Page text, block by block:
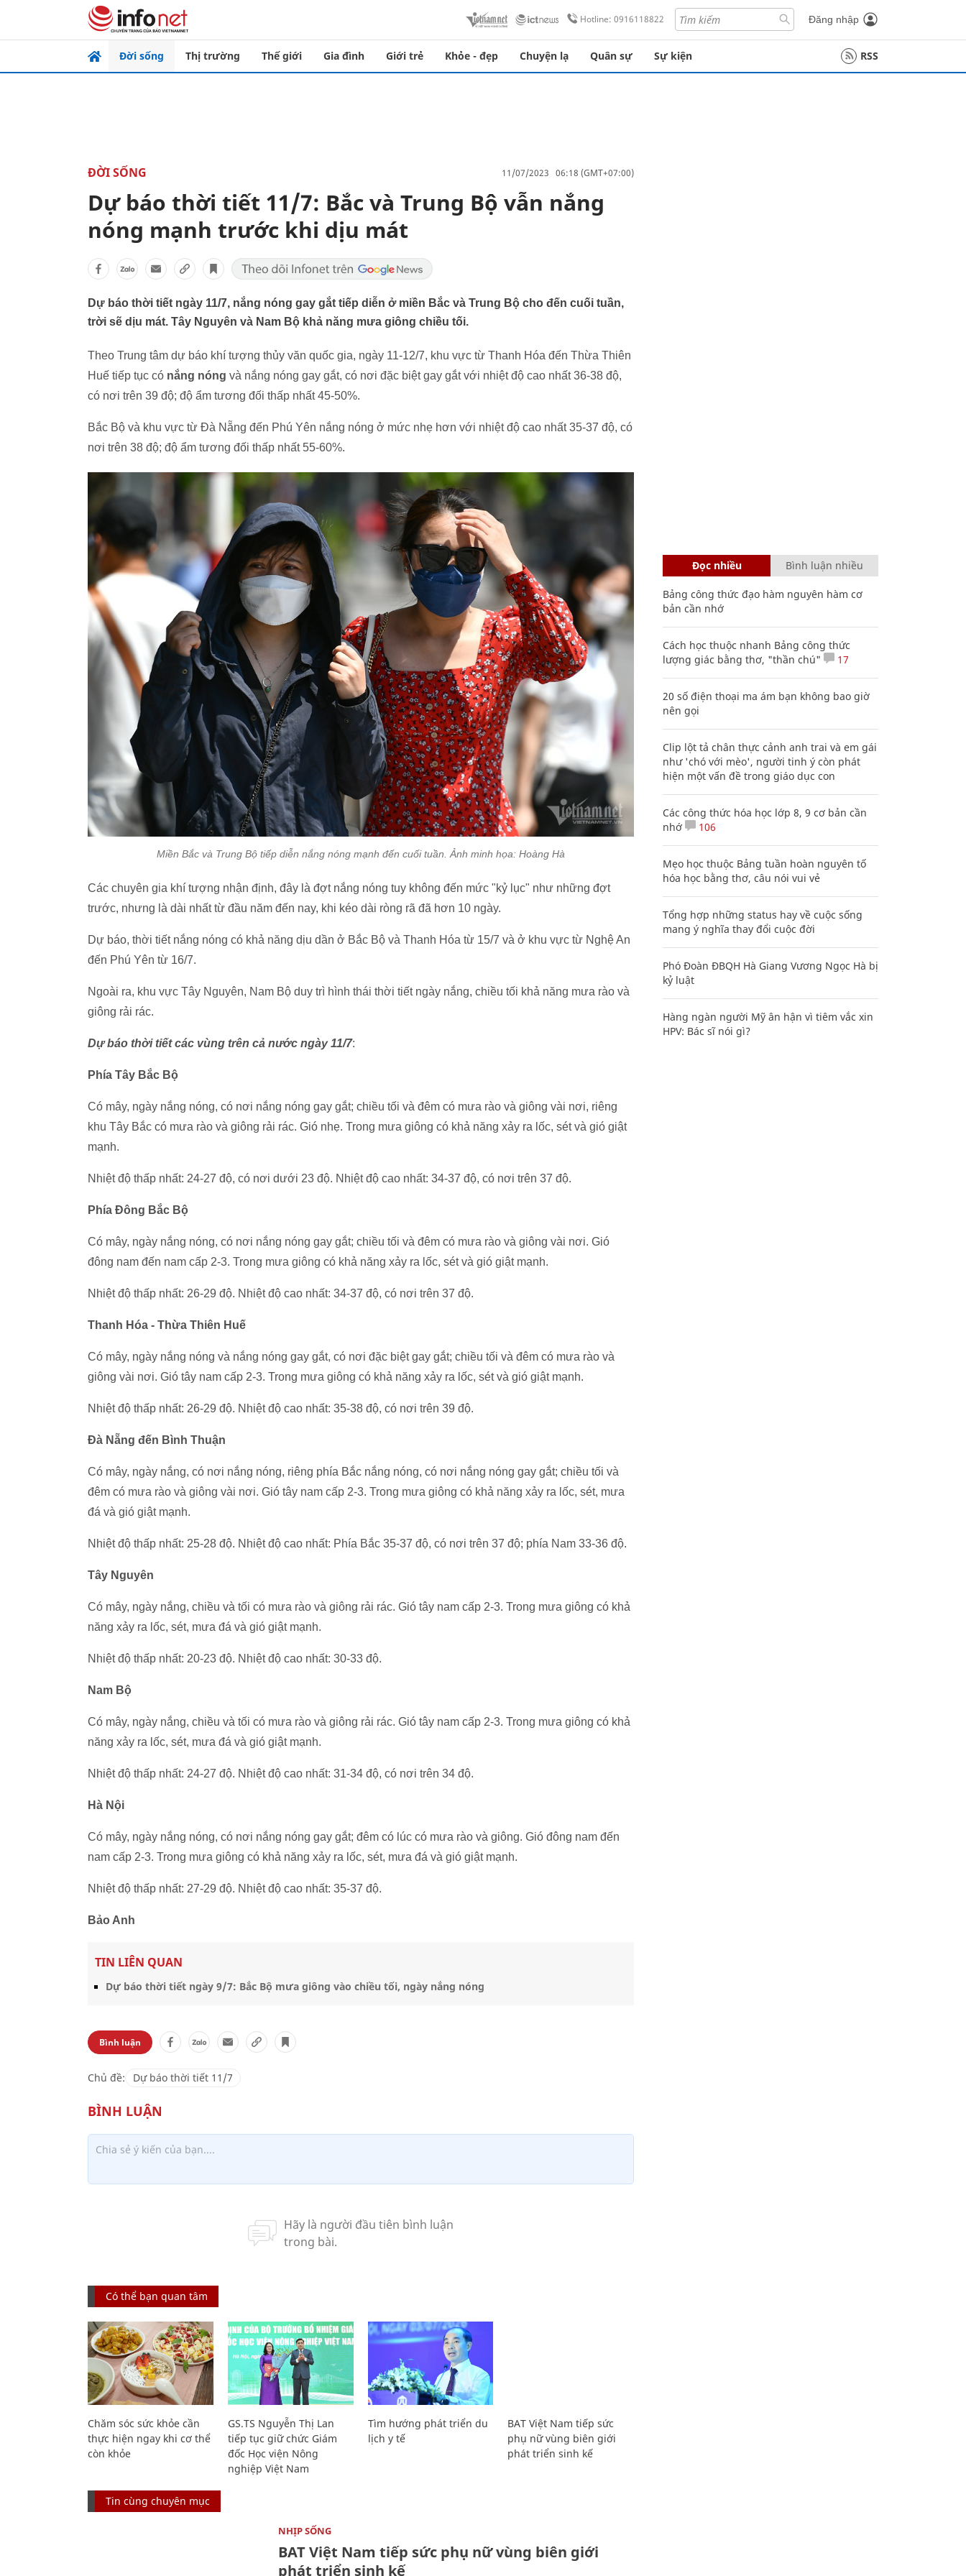
Hotline: 0916118822 Đăng nhập
Đời sống Thị trường Thế giới Gia đình Giới trẻ Khỏe - đẹp Chuyện lạ Quân sự Sự kiện RSS
ĐỜI SỐNG 11/07/2023 06:18 (GMT+07:00)
Dự báo thời tiết 11/7: Bắc và Trung Bộ vẫn nắng
nóng mạnh trước khi dịu mát
Dự báo thời tiết ngày 11/7, nắng nóng gay gắt tiếp diễn ở miền Bắc và Trung Bộ cho đến cuối tuần,
trời sẽ dịu mát. Tây Nguyên và Nam Bộ khả năng mưa giông chiều tối.
Theo Trung tâm dự báo khí tượng thủy văn quốc gia, ngày 11-12/7, khu vực từ Thanh Hóa đến Thừa Thiên
Huế tiếp tục có nắng nóng và nắng nóng gay gắt, có nơi đặc biệt gay gắt với nhiệt độ cao nhất 36-38 độ,
có nơi trên 39 độ; độ ẩm tương đối thấp nhất 45-50%.
Bắc Bộ và khu vực từ Đà Nẵng đến Phú Yên nắng nóng ở mức nhẹ hơn với nhiệt độ cao nhất 35-37 độ, có
nơi trên 38 độ; độ ẩm tương đối thấp nhất 55-60%.
Miền Bắc và Trung Bộ tiếp diễn nắng nóng mạnh đến cuối tuần. Ảnh minh họa: Hoàng Hà
Các chuyên gia khí tượng nhận định, đây là đợt nắng nóng tuy không đến mức "kỷ lục" như những đợt
trước, nhưng là dài nhất từ đầu năm đến nay, khi kéo dài ròng rã đã hơn 10 ngày.
Dự báo, thời tiết nắng nóng có khả năng dịu dần ở Bắc Bộ và Thanh Hóa từ 15/7 và ở khu vực từ Nghệ An
đến Phú Yên từ 16/7.
Ngoài ra, khu vực Tây Nguyên, Nam Bộ duy trì hình thái thời tiết ngày nắng, chiều tối khả năng mưa rào và
giông rải rác.
Dự báo thời tiết các vùng trên cả nước ngày 11/7:
Phía Tây Bắc Bộ
Có mây, ngày nắng nóng, có nơi nắng nóng gay gắt; chiều tối và đêm có mưa rào và giông vài nơi, riêng
khu Tây Bắc có mưa rào và giông rải rác. Gió nhẹ. Trong mưa giông có khả năng xảy ra lốc, sét và gió giật
mạnh.
Nhiệt độ thấp nhất: 24-27 độ, có nơi dưới 23 độ. Nhiệt độ cao nhất: 34-37 độ, có nơi trên 37 độ.
Phía Đông Bắc Bộ
Có mây, ngày nắng nóng, có nơi nắng nóng gay gắt; chiều tối và đêm có mưa rào và giông vài nơi. Gió
đông nam đến nam cấp 2-3. Trong mưa giông có khả năng xảy ra lốc, sét và gió giật mạnh.
Nhiệt độ thấp nhất: 26-29 độ. Nhiệt độ cao nhất: 34-37 độ, có nơi trên 37 độ.
Thanh Hóa - Thừa Thiên Huế
Có mây, ngày nắng nóng và nắng nóng gay gắt, có nơi đặc biệt gay gắt; chiều tối và đêm có mưa rào và
giông vài nơi. Gió tây nam cấp 2-3. Trong mưa giông có khả năng xảy ra lốc, sét và gió giật mạnh.
Nhiệt độ thấp nhất: 26-29 độ. Nhiệt độ cao nhất: 35-38 độ, có nơi trên 39 độ.
Đà Nẵng đến Bình Thuận
Có mây, ngày nắng, có nơi nắng nóng, riêng phía Bắc nắng nóng, có nơi nắng nóng gay gắt; chiều tối và
đêm có mưa rào và giông vài nơi. Gió tây nam cấp 2-3. Trong mưa giông có khả năng xảy ra lốc, sét, mưa
đá và gió giật mạnh.
Nhiệt độ thấp nhất: 25-28 độ. Nhiệt độ cao nhất: Phía Bắc 35-37 độ, có nơi trên 37 độ; phía Nam 33-36 độ.
Tây Nguyên
Có mây, ngày nắng, chiều và tối có mưa rào và giông rải rác. Gió tây nam cấp 2-3. Trong mưa giông có khả
năng xảy ra lốc, sét, mưa đá và gió giật mạnh.
Nhiệt độ thấp nhất: 20-23 độ. Nhiệt độ cao nhất: 30-33 độ.
Nam Bộ
Có mây, ngày nắng, chiều và tối có mưa rào và giông rải rác. Gió tây nam cấp 2-3. Trong mưa giông có khả
năng xảy ra lốc, sét, mưa đá và gió giật mạnh.
Nhiệt độ thấp nhất: 24-27 độ. Nhiệt độ cao nhất: 31-34 độ, có nơi trên 34 độ.
Hà Nội
Có mây, ngày nắng nóng, có nơi nắng nóng gay gắt; đêm có lúc có mưa rào và giông. Gió đông nam đến
nam cấp 2-3. Trong mưa giông có khả năng xảy ra lốc, sét, mưa đá và gió giật mạnh.
Nhiệt độ thấp nhất: 27-29 độ. Nhiệt độ cao nhất: 35-37 độ.
Bảo Anh
TIN LIÊN QUAN
Dự báo thời tiết ngày 9/7: Bắc Bộ mưa giông vào chiều tối, ngày nắng nóng
Bình luận
Chủ đề: Dự báo thời tiết 11/7
Có thể bạn quan tâm
Chăm sóc sức khỏe cần
thực hiện ngay khi cơ thể
còn khỏe
GS.TS Nguyễn Thị Lan
tiếp tục giữ chức Giám
đốc Học viện Nông
nghiệp Việt Nam
Tìm hướng phát triển du
lịch y tế
BAT Việt Nam tiếp sức
phụ nữ vùng biên giới
phát triển sinh kế
Tin cùng chuyên mục
NHỊP SỐNG
BAT Việt Nam tiếp sức phụ nữ vùng biên giới
phát triển sinh kế
Đọc nhiều Bình luận nhiều
Bảng công thức đạo hàm nguyên hàm cơ
bản cần nhớ
Cách học thuộc nhanh Bảng công thức
lượng giác bằng thơ, "thần chú"
17
20 số điện thoại ma ám bạn không bao giờ
nên gọi
Clip lột tả chân thực cảnh anh trai và em gái
như 'chó với mèo', người tinh ý còn phát
hiện một vấn đề trong giáo dục con
Các công thức hóa học lớp 8, 9 cơ bản cần
nhớ
106
Mẹo học thuộc Bảng tuần hoàn nguyên tố
hóa học bằng thơ, câu nói vui vẻ
Tổng hợp những status hay về cuộc sống
mang ý nghĩa thay đổi cuộc đời
Phó Đoàn ĐBQH Hà Giang Vương Ngọc Hà bị
kỷ luật
Hàng ngàn người Mỹ ân hận vì tiêm vắc xin
HPV: Bác sĩ nói gì?